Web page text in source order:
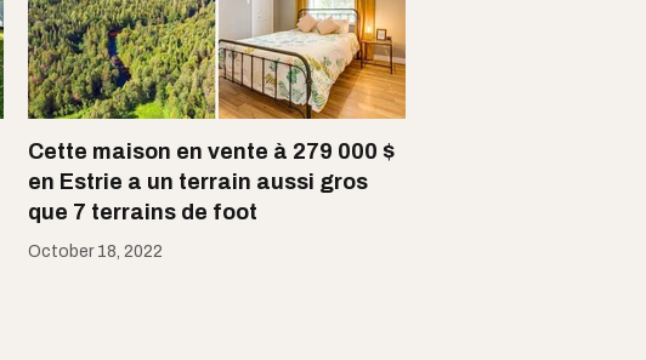
Cette maison en vente à 279 000 $
en Estrie a un terrain aussi gros
que 7 terrains de foot
October 18, 2022